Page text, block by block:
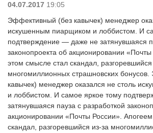
04.07.2017 19:05
Эффективный (без кавычек) менеджер
искушенным пиарщиком и лоббистом. И
подтверждение — даже не затянувшаяся
законопроекта об акционировании
этом смысле стал скандал, разгоревшийся
многомиллионных страшновских
кавычек) менеджер оказался не столь
и лоббистом. И самое яркое тому
затянувшаяся пауза с разработкой
акционировании «Почты России».
скандал, разгоревшийся из-за